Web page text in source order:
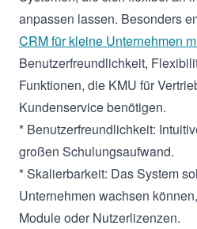
anpassen lassen. Besonders
CRM für kleine Unternehmen
Benutzerfreundlichkeit,
Funktionen, die KMU für
Kundenservice benötigen.
* Benutzerfreundlichkeit:
großen Schulungsaufwand.
* Skalierbarkeit: Das System
Unternehmen wachsen
Module oder Nutzerlizenzen.